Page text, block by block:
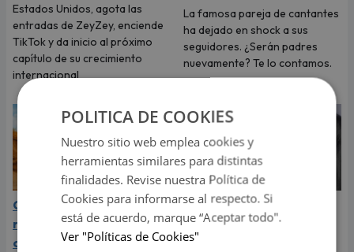
Estados Unidos, agota las
entradas de ZeyZey, enciende
TikTok y da inicio al próximo
capítulo de su crecimiento
internacional
La famosa pareja de cantantes
ha dejado en shock a sus
seguidores. ¿Serán padres
nuevamente? Te lo contamos.
Carín León está en el
mejor momento de su
carrera y llega a Lima en
La Joaqui expone la
dolorosa verdad de su
ruptura con Luck Ra:
POLITICA DE COOKIES
Nuestro sitio web emplea cookies y
herramientas similares para distintas
finalidades. Revise nuestra Política de
Cookies para informarse al respecto. Si
está de acuerdo, marque “Aceptar todo".
Ver "Políticas de Cookies"